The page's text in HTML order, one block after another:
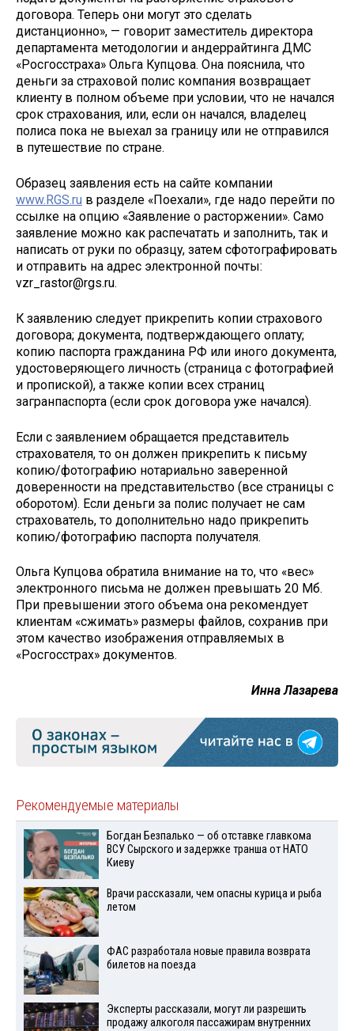
договора. Теперь они могут это сделать
дистанционно», — говорит заместитель директора
департамента методологии и андеррайтинга ДМС
«Росгосстраха» Ольга Купцова. Она пояснила, что
деньги за страховой полис компания возвращает
клиенту в полном объеме при условии, что не начался
срок страхования, или, если он начался, владелец
полиса пока не выехал за границу или не отправился
в путешествие по стране.
Образец заявления есть на сайте компании
www.RGS.ru в разделе «Поехали», где надо перейти по
ссылке на опцию «Заявление о расторжении». Само
заявление можно как распечатать и заполнить, так и
написать от руки по образцу, затем сфотографировать
и отправить на адрес электронной почты:
vzr_rastor@rgs.ru.
К заявлению следует прикрепить копии страхового
договора; документа, подтверждающего оплату;
копию паспорта гражданина РФ или иного документа,
удостоверяющего личность (страница с фотографией
и пропиской), а также копии всех страниц
загранпаспорта (если срок договора уже начался).
Если с заявлением обращается представитель
страхователя, то он должен прикрепить к письму
копию/фотографию нотариально заверенной
доверенности на представительство (все страницы с
оборотом). Если деньги за полис получает не сам
страхователь, то дополнительно надо прикрепить
копию/фотографию паспорта получателя.
Ольга Купцова обратила внимание на то, что «вес»
электронного письма не должен превышать 20 Мб.
При превышении этого объема она рекомендует
клиентам «сжимать» размеры файлов, сохранив при
этом качество изображения отправляемых в
«Росгосстрах» документов.
Инна Лазарева
Рекомендуемые материалы
Богдан Безпалько — об отставке главкома
ВСУ Сырского и задержке транша от НАТО
Киеву
Врачи рассказали, чем опасны курица и рыба
летом
ФАС разработала новые правила возврата
билетов на поезда
Эксперты рассказали, могут ли разрешить
продажу алкоголя пассажирам внутренних